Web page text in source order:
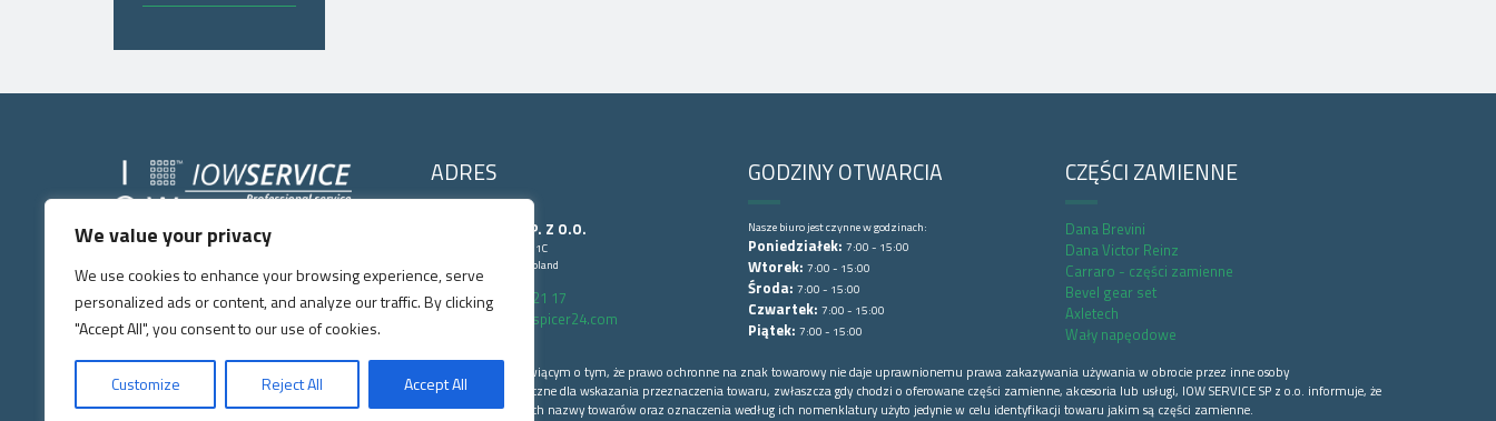
We value your privacy
We use cookies to enhance your browsing experience, serve
personalized ads or content, and analyze our traffic. By clicking
"Accept All", you consent to our use of cookies.
Customize Reject All Accept All
Copyright © 2026 IOW SERVICE . All right's reserved.
ADRES
IOW SERVICE SP. Z O.O.
Kochlice, ul. Lubińska 1C
59-222 Milkowice, Poland
Tel:+48 76 852 21 17
E-mail: parts@spicer24.com
GODZINY OTWARCIA
Nasze biuro jest czynne w godzinach:
Poniedziałek: 7:00 - 15:00
Wtorek: 7:00 - 15:00
Środa: 7:00 - 15:00
Czwartek: 7:00 - 15:00
Piątek: 7:00 - 15:00
CZĘŚCI ZAMIENNE
Dana Brevini
Dana Victor Reinz
Carraro - części zamienne
Bevel gear set
Axletech
Wały napęodowe
Zgodnie z art. 156 ust. 1 pkt 3 ustawy prawo o własności przemysłowej mówiącym o tym, że prawo ochronne na znak towarowy nie daje uprawnionemu prawa zakazywania używania w obrocie przez inne osoby
zarejestrowanego oznaczenia lub oznaczenia podobnego, jeżeli jest to konieczne dla wskazania przeznaczenia towaru, zwłaszcza gdy chodzi o oferowane części zamienne, akcesoria lub usługi, IOW SERVICE SP z o.o. informuje, że
posiada w swojej ofercie asortyment części zamiennych producentów, których nazwy towarów oraz oznaczenia według ich nomenklatury użyto jedynie w celu identyfikacji towaru jakim są części zamienne.